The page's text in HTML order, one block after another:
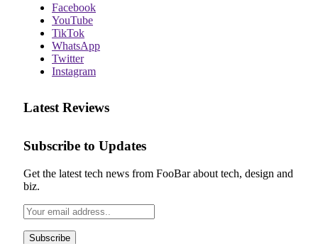
Facebook
YouTube
TikTok
WhatsApp
Twitter
Instagram
Latest Reviews
Subscribe to Updates
Get the latest tech news from FooBar about tech, design and
biz.